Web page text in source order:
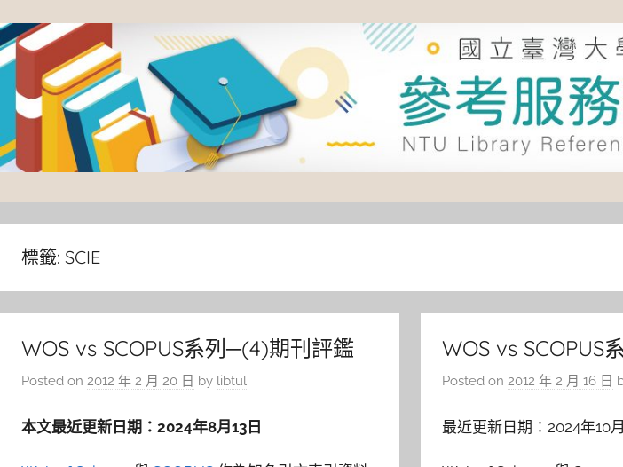
to
content
灣
圖
標籤: SCIE
WOS vs SCOPUS系列─(4)期刊評鑑
Posted on 2012 年 2 月 20 日 by libtul
本文最近更新日期：2024年8月13日
WOS vs SCOPUS
Posted on 2012 年 2 月 16 日
最近更新日期：2024年10